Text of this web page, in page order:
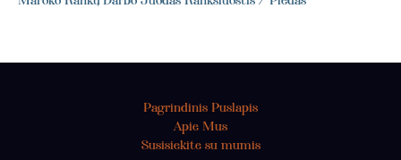
Pagrindinis Puslapis
Apie Mus
Susisiekite su mumis